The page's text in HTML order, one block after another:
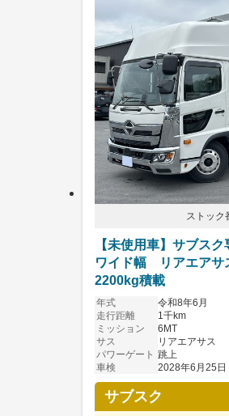
ストック
【未使用車】サブス
ワイド幅 リアエアサ
2200kg積載
年式
令和8年6月
走行距離
1千km
ミッション
6MT
サス
リアエアサス
パワーゲート 跳上
車検
2028年6月25日
サブスク